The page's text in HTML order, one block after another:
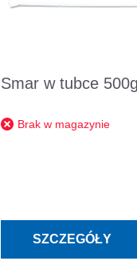
Smar w tubce
Brak w magazynie
SZCZEGÓŁY